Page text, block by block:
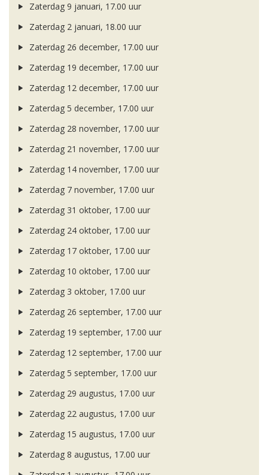
Zaterdag 9 januari, 17.00 uur
Zaterdag 2 januari, 18.00 uur
Zaterdag 26 december, 17.00 uur
Zaterdag 19 december, 17.00 uur
Zaterdag 12 december, 17.00 uur
Zaterdag 5 december, 17.00 uur
Zaterdag 28 november, 17.00 uur
Zaterdag 21 november, 17.00 uur
Zaterdag 14 november, 17.00 uur
Zaterdag 7 november, 17.00 uur
Zaterdag 31 oktober, 17.00 uur
Zaterdag 24 oktober, 17.00 uur
Zaterdag 17 oktober, 17.00 uur
Zaterdag 10 oktober, 17.00 uur
Zaterdag 3 oktober, 17.00 uur
Zaterdag 26 september, 17.00 uur
Zaterdag 19 september, 17.00 uur
Zaterdag 12 september, 17.00 uur
Zaterdag 5 september, 17.00 uur
Zaterdag 29 augustus, 17.00 uur
Zaterdag 22 augustus, 17.00 uur
Zaterdag 15 augustus, 17.00 uur
Zaterdag 8 augustus, 17.00 uur